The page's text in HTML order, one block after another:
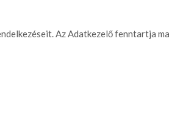
Az Adatkezelő fenntartja